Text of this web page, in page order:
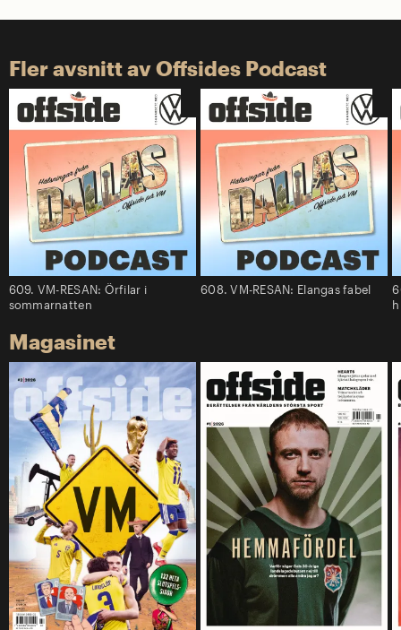
Fler avsnitt av Offsides Podcast
609. VM-RESAN: Örfilar i
sommarnatten
608. VM-RESAN: Elangas fabel
Magasinet